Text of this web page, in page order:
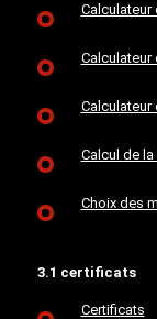
Calculateur
Calcul de
Choix des
3.1 certificats
Certificats